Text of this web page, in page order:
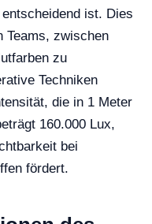
ist. Dies
Teams, zwischen
zu
Techniken
die in 1 Meter
160.000 Lux,
bei
fördert.